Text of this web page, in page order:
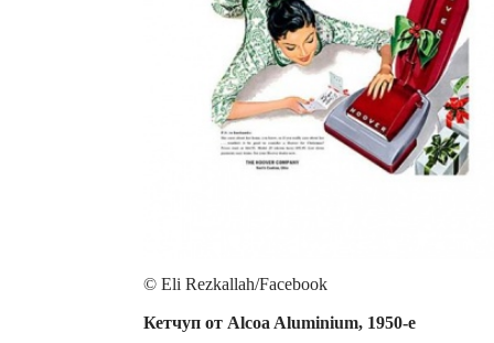
© Eli Rezkallah/Facebook
Кетчуп от Alcoa Aluminium, 1950-е